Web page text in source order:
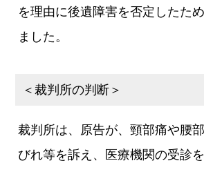
を理由に後遺障害を否定したた
ました。
＜裁判所の判断＞
裁判所は、原告が、頸部痛や腰
びれ等を訴え、医療機関の受診